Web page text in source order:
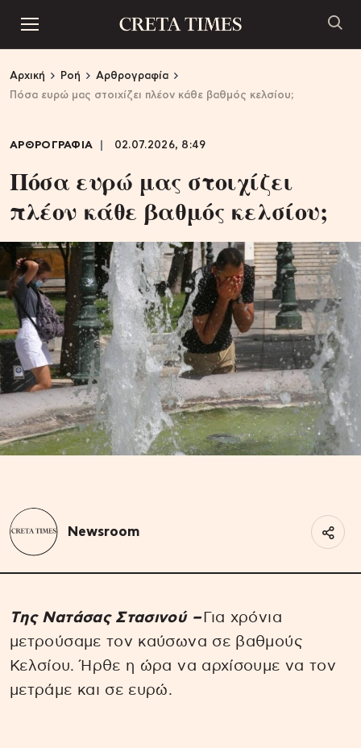
Αρχική Ροή
Αρθρογραφία
Πόσα ευρώ μας στοιχίζει πλέον κάθε βαθμός κελσίου;
ΑΡΘΡΟΓΡΑΦΙΑ 02.07.2026, 8:49
Πόσα ευρώ μας στοιχίζει
πλέον κάθε βαθμός κελσίου;
Newsroom
Tης Νατάσας Στασινού – Για χρόνια
μετρούσαμε τον καύσωνα σε βαθμούς
Κελσίου. Ήρθε η ώρα να αρχίσουμε να τον
μετράμε και σε ευρώ.